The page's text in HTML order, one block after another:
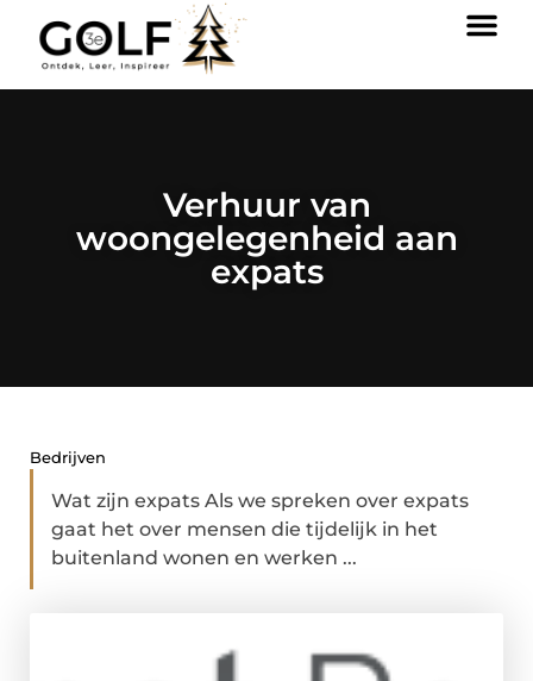
Verhuur van
woongelegenheid aan
expats
Bedrijven
Wat zijn expats Als we spreken over expats
gaat het over mensen die tijdelijk in het
buitenland wonen en werken ...